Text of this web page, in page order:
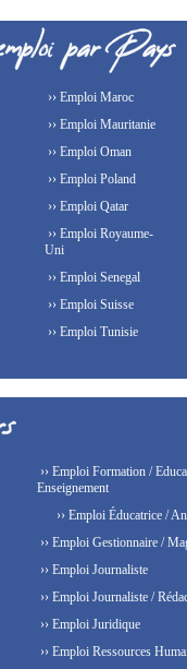
›› Emploi Maroc
›› Emploi Mauritanie
›› Emploi Oman
›› Emploi Poland
›› Emploi Qatar
›› Emploi Royaume-
Uni
›› Emploi Senegal
›› Emploi Suisse
›› Emploi Tunisie
›› Emploi Formation /
Enseignement
›› Emploi Éducatrice /
›› Emploi Gestionnaire /
›› Emploi Journaliste
›› Emploi Journaliste /
›› Emploi Juridique
›› Emploi Ressources